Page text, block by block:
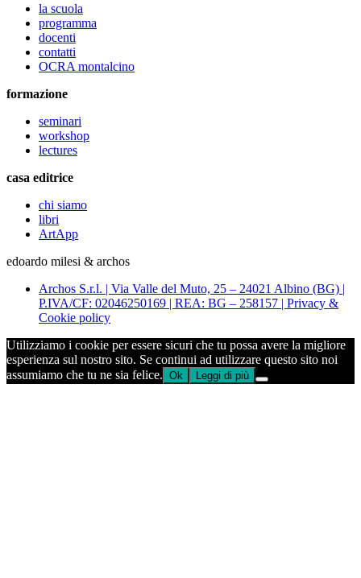
la scuola
programma
docenti
contatti
OCRA montalcino
formazione
seminari
workshop
lectures
casa editrice
chi siamo
libri
ArtApp
edoardo milesi & archos
Archos S.r.l. | Via Valle del Muto, 25 – 24021 Albino (BG) |
P.IVA/CF: 02046250169 | REA: BG – 258157 | Privacy &
Cookie policy
Utilizziamo i cookie per essere sicuri che tu possa avere la migliore
esperienza sul nostro sito. Se continui ad utilizzare questo sito noi
assumiamo che tu ne sia felice. Ok Leggi di più